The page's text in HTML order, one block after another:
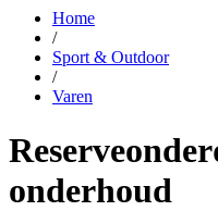
Home
/
Sport & Outdoor
/
Varen
onderhoud